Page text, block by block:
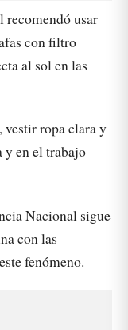
usar
con filtro
al sol en las
ropa clara y
y en el trabajo
Nacional sigue
con las
fenómeno.